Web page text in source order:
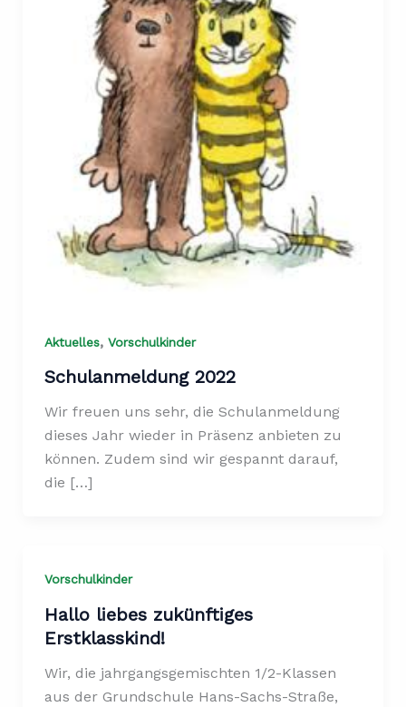
Aktuelles, Vorschulkinder
Schulanmeldung 2022
Wir freuen uns sehr, die Schulanmeldung
dieses Jahr wieder in Präsenz anbieten zu
können. Zudem sind wir gespannt darauf,
die […]
Vorschulkinder
Hallo liebes zukünftiges
Erstklasskind!
Wir, die jahrgangsgemischten 1/2-Klassen
aus der Grundschule Hans-Sachs-Straße,